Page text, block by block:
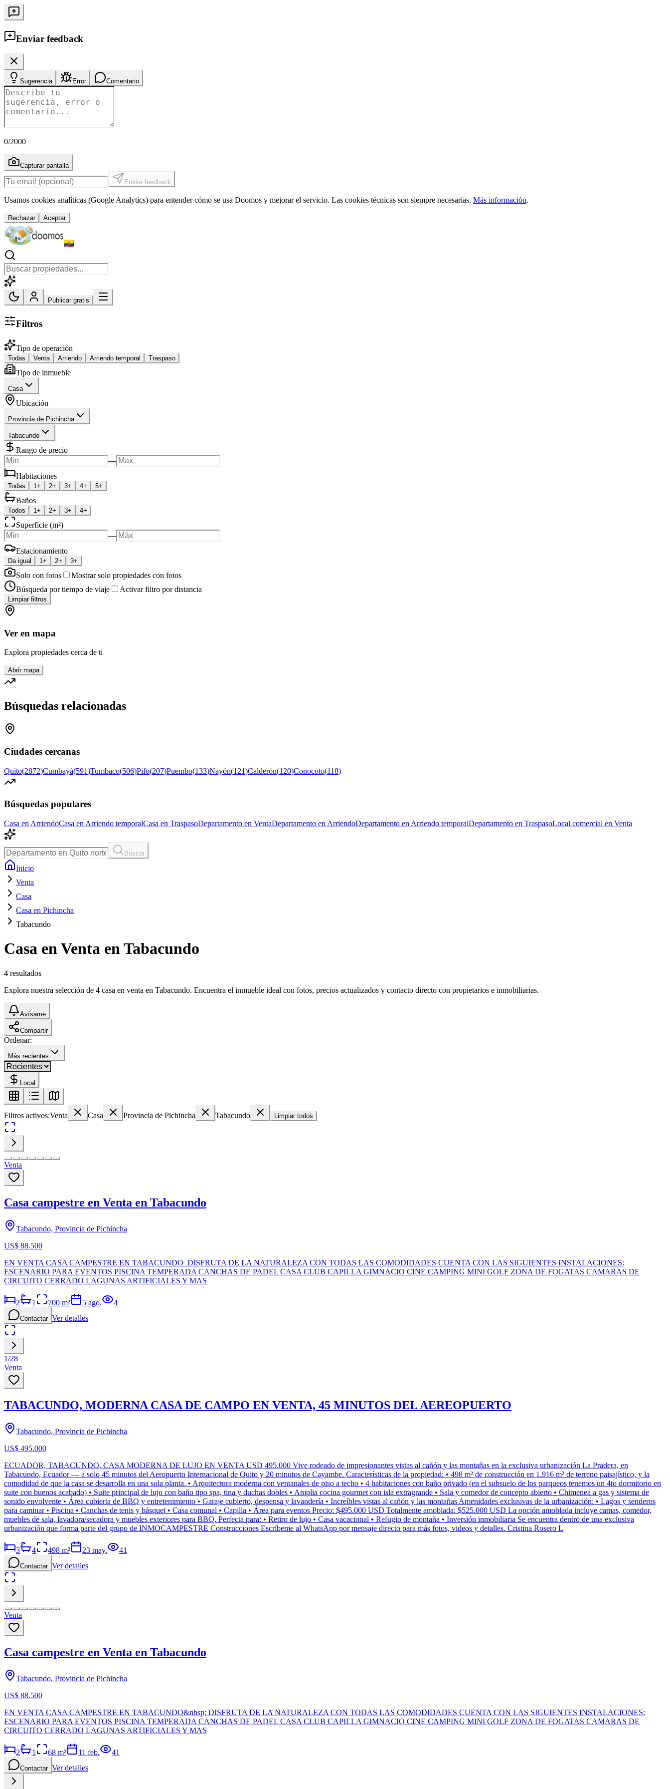
Enviar feedback
Sugerencia Error Comentario
0/2000
Capturar pantalla
Enviar feedback
Usamos cookies analíticas (Google Analytics) para entender cómo se usa Doomos y mejorar el servicio. Las cookies técnicas son siempre necesarias. Más información.
Rechazar Aceptar
Publicar gratis
Filtros
Tipo de operación
Todas Venta Arriendo Arriendo temporal Traspaso
Tipo de inmueble
Casa
Ubicación
Provincia de Pichincha
Tabacundo
Rango de precio
—
Habitaciones
Todas 1+ 2+ 3+ 4+ 5+
Baños
Todos 1+ 2+ 3+ 4+
Superficie (m²)
—
Estacionamiento
Da igual 1+ 2+ 3+
Solo con fotos
Mostrar solo propiedades con fotos
Búsqueda por tiempo de viaje
Activar filtro por distancia
Limpiar filtros
Ver en mapa
Explora propiedades cerca de ti
Abrir mapa
Búsquedas relacionadas
Ciudades cercanas
Quito(2872)Cumbayá(591)Tumbaco(506)Pifo(207)Puembo(133)Nayón(121)Calderón(120)Conocoto(118)
Búsquedas populares
Casa en ArriendoCasa en Arriendo temporalCasa en TraspasoDepartamento en VentaDepartamento en ArriendoDepartamento en Arriendo temporalDepartamento en TraspasoLocal comercial en Venta
Buscar
Inicio
Venta
Casa
Casa en Pichincha
Tabacundo
Casa en Venta en Tabacundo
4 resultados
Explora nuestra selección de 4 casa en venta en Tabacundo. Encuentra el inmueble ideal con fotos, precios actualizados y contacto directo con propietarios e inmobiliarias.
Avísame
Compartir
Ordenar:
Más recientes
Local
Filtros activos:Venta Casa Provincia de Pichincha Tabacundo Limpiar todos
Venta
Casa campestre en Venta en Tabacundo
Tabacundo, Provincia de Pichincha
US$ 88.500
EN VENTA CASA CAMPESTRE EN TABACUNDO DISFRUTA DE LA NATURALEZA CON TODAS LAS COMODIDADES CUENTA CON LAS SIGUIENTES INSTALACIONES:
ESCENARIO PARA EVENTOS PISCINA TEMPERADA CANCHAS DE PADEL CASA CLUB CAPILLA GIMNACIO CINE CAMPING MINI GOLF ZONA DE FOGATAS CAMARAS DE
CIRCUITO CERRADO LAGUNAS ARTIFICIALES Y MAS
2 1 700 m² 5 ago. 4
Contactar Ver detalles
1/28
Venta
TABACUNDO, MODERNA CASA DE CAMPO EN VENTA, 45 MINUTOS DEL AEREOPUERTO
Tabacundo, Provincia de Pichincha
US$ 495.000
ECUADOR, TABACUNDO, CASA MODERNA DE LUJO EN VENTA USD 495.000 Vive rodeado de impresionantes vistas al cañón y las montañas en la exclusiva urbanización La Pradera, en
Tabacundo, Ecuador — a solo 45 minutos del Aeropuerto Internacional de Quito y 20 minutos de Cayambe. Características de la propiedad: • 498 m² de construcción en 1.916 m² de terreno paisajístico, y la
comodidad de que la casa se desarrolla en una sola planta. • Arquitectura moderna con ventanales de piso a techo • 4 habitaciones con baño privado (en el subsuelo de los parqueos tenemos un 4to dormitorio en
suite con buenos acabado) • Suite principal de lujo con baño tipo spa, tina y duchas dobles • Amplia cocina gourmet con isla extragrande • Sala y comedor de concepto abierto • Chimenea a gas y sistema de
sonido envolvente • Área cubierta de BBQ y entretenimiento • Garaje cubierto, despensa y lavandería • Increíbles vistas al cañón y las montañas Amenidades exclusivas de la urbanización: • Lagos y senderos
para caminar • Piscina • Canchas de tenis y básquet • Casa comunal • Capilla • Área para eventos Precio: $495.000 USD Totalmente amoblada: $525.000 USD La opción amoblada incluye camas, comedor,
muebles de sala, lavadora/secadora y muebles exteriores para BBQ. Perfecta para: • Retiro de lujo • Casa vacacional • Refugio de montaña • Inversión inmobiliaria Se encuentra dentro de una exclusiva
urbanización que forma parte del grupo de INMOCAMPESTRE Construcciones Escríbeme al WhatsApp por mensaje directo para más fotos, videos y detalles. Cristina Rosero L
3 4 498 m² 23 may. 41
Contactar Ver detalles
Venta
Casa campestre en Venta en Tabacundo
Tabacundo, Provincia de Pichincha
US$ 88.500
EN VENTA CASA CAMPESTRE EN TABACUNDO&nbsp; DISFRUTA DE LA NATURALEZA CON TODAS LAS COMODIDADES CUENTA CON LAS SIGUIENTES INSTALACIONES:
ESCENARIO PARA EVENTOS PISCINA TEMPERADA CANCHAS DE PADEL CASA CLUB CAPILLA GIMNACIO CINE CAMPING MINI GOLF ZONA DE FOGATAS CAMARAS DE
CIRCUITO CERRADO LAGUNAS ARTIFICIALES Y MAS
2 1 68 m² 11 feb. 41
Contactar Ver detalles